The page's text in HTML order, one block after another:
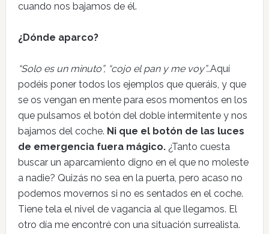
cuando nos bajamos de él.
¿Dónde aparco?
“Solo es un minuto”, “cojo el pan y me voy”…Aquí
podéis poner todos los ejemplos que queráis, y que
se os vengan en mente para esos momentos en los
que pulsamos el botón del doble intermitente y nos
bajamos del coche. Ni que el botón de las luces
de emergencia fuera mágico.¿Tanto cuesta
buscar un aparcamiento digno en el que no moleste
a nadie? Quizás no sea en la puerta, pero acaso no
podemos movernos si no es sentados en el coche.
Tiene tela el nivel de vagancia al que llegamos. El
otro día me encontré con una situación surrealista.